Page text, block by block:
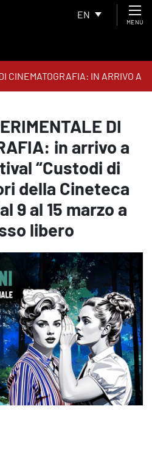
EN
MENU
CINEMATOGRAFIA: IN ARRIVO A
DI SOGNI – I TESORI DELLA
DI
in arrivo a
“Custodi di
della Cineteca
9 al 15 marzo a
libero